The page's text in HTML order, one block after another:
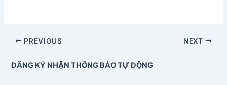
PREVIOUS NEXT
ĐĂNG KÝ NHẬN THÔNG BÁO TỰ ĐỘNG